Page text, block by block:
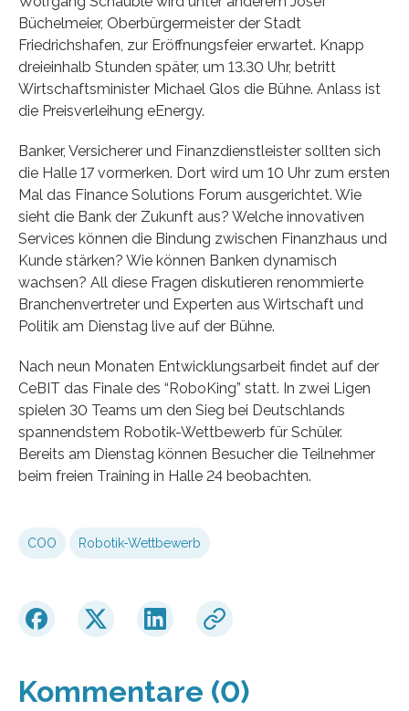
Büchelmeier, Oberbürgermeister der Stadt
Friedrichsha­fen, zur Eröffnungsfeier erwartet. Knapp
dreieinhalb Stunden später, um 13.30 Uhr, betritt
Wirtschaftsminister Michael Glos die Bühne. Anlass ist
die Preisverleihung eEnergy.
Banker, Versicherer und Finanzdienstleister sollten sich
die Halle 17 vor­merken. Dort wird um 10 Uhr zum ersten
Mal das Finance Solutions Forum ausgerichtet. Wie
sieht die Bank der Zukunft aus? Welche innova­tiven
Services können die Bindung zwischen Finanzhaus und
Kunde stär­ken? Wie können Banken dynamisch
wachsen? All diese Fragen diskutie­ren renommierte
Branchenvertreter und Experten aus Wirtschaft und
Politik am Dienstag live auf der Bühne.
Nach neun Monaten Entwicklungsarbeit findet auf der
CeBIT das Finale des “RoboKing” statt. In zwei Ligen
spielen 30 Teams um den Sieg bei Deutschlands
spannendstem Robotik-Wettbewerb für Schüler.
Bereits am Dienstag können Besucher die Teilnehmer
beim freien Training in Halle 24 beobachten.
COO Robotik-Wettbewerb
Kommentare (0)